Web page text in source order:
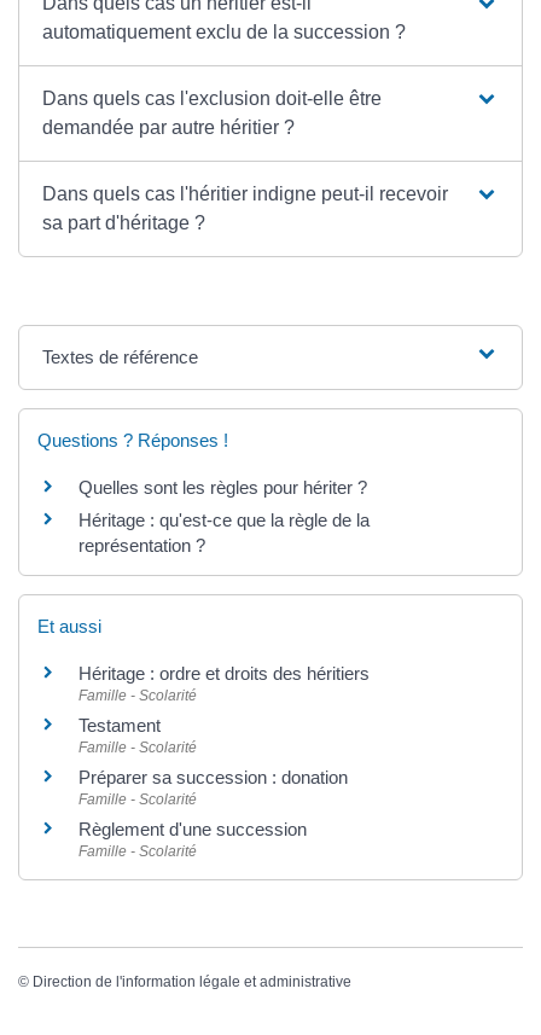
automatiquement exclu de la succession ?
Dans quels cas l'exclusion doit-elle être
demandée par autre héritier ?
Dans quels cas l'héritier indigne peut-il recevoir
sa part d'héritage ?
Textes de référence
Questions ? Réponses !
Quelles sont les règles pour hériter ?
Héritage : qu'est-ce que la règle de la
représentation ?
Et aussi
Héritage : ordre et droits des héritiers
Famille - Scolarité
Testament
Famille - Scolarité
Préparer sa succession : donation
Famille - Scolarité
Règlement d'une succession
Famille - Scolarité
© Direction de l'information légale et administrative